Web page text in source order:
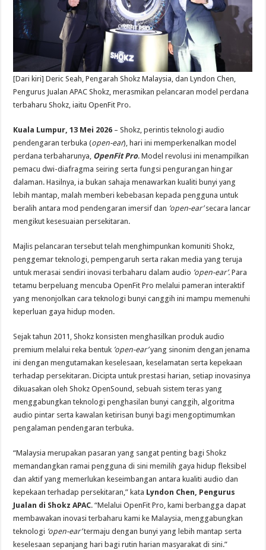
[Dari kiri] Deric Seah, Pengarah Shokz Malaysia, dan Lyndon Chen,
Pengurus Jualan APAC Shokz, merasmikan pelancaran model perdana
terbaharu Shokz, iaitu OpenFit Pro.
Kuala Lumpur, 13 Mei 2026 – Shokz, perintis teknologi audio
pendengaran terbuka (open-ear), hari ini memperkenalkan model
perdana terbaharunya, OpenFit Pro. Model revolusi ini menampilkan
pemacu dwi-diafragma seiring serta fungsi pengurangan hingar
dalaman. Hasilnya, ia bukan sahaja menawarkan kualiti bunyi yang
lebih mantap, malah memberi kebebasan kepada pengguna untuk
beralih antara mod pendengaran imersif dan ’open-ear’secara lancar
mengikut kesesuaian persekitaran.
Majlis pelancaran tersebut telah menghimpunkan komuniti Shokz,
penggemar teknologi, pempengaruh serta rakan media yang teruja
untuk merasai sendiri inovasi terbaharu dalam audio ’open-ear’. Para
tetamu berpeluang mencuba OpenFit Pro melalui pameran interaktif
yang menonjolkan cara teknologi bunyi canggih ini mampu memenuhi
keperluan gaya hidup moden.
Sejak tahun 2011, Shokz konsisten menghasilkan produk audio
premium melalui reka bentuk ’open-ear’yang sinonim dengan jenama
ini dengan mengutamakan keselesaan, keselamatan serta kepekaan
terhadap persekitaran. Dicipta untuk prestasi harian, setiap inovasinya
dikuasakan oleh Shokz OpenSound, sebuah sistem teras yang
menggabungkan teknologi penghasilan bunyi canggih, algoritma
audio pintar serta kawalan ketirisan bunyi bagi mengoptimumkan
pengalaman pendengaran terbuka.
“Malaysia merupakan pasaran yang sangat penting bagi Shokz
memandangkan ramai pengguna di sini memilih gaya hidup fleksibel
dan aktif yang memerlukan keseimbangan antara kualiti audio dan
kepekaan terhadap persekitaran,” kata Lyndon Chen, Pengurus
Jualan di Shokz APAC. “Melalui OpenFit Pro, kami berbangga dapat
membawakan inovasi terbaharu kami ke Malaysia, menggabungkan
teknologi ‘open-ear’termaju dengan bunyi yang lebih mantap serta
keselesaan sepanjang hari bagi rutin harian masyarakat di sini.”